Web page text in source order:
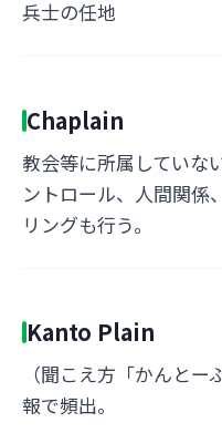
兵士の任地
Chaplain
教会等に所属していな
ントロール、人間関係
リングも行う。
Kanto Plain
（聞こえ方「かんと
報で頻出。